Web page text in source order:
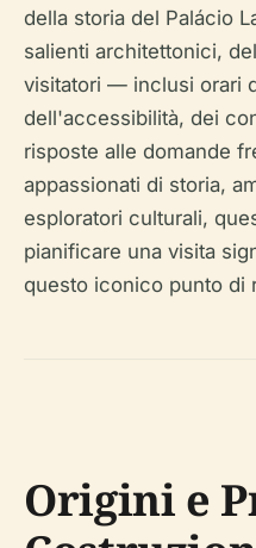
della storia del Palácio
salienti architettonici,
visitatori — inclusi orari
dell'accessibilità, dei
risposte alle domande
appassionati di storia,
esploratori culturali,
pianificare una visita
questo iconico punto di
Origini e